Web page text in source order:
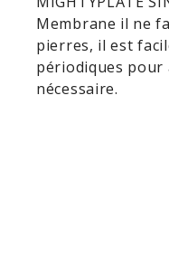
Membrane il ne
pierres, il est
périodiques pour
nécessaire.